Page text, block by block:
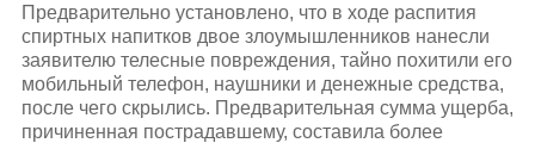
Предварительно установлено, что в ходе распития
спиртных напитков двое злоумышленников нанесли
заявителю телесные повреждения, тайно похитили его
мобильный телефон, наушники и денежные средства,
после чего скрылись. Предварительная сумма ущерба,
причиненная пострадавшему, составила более